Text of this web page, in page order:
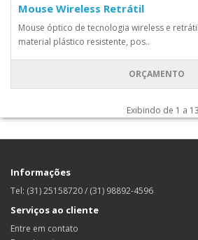
Mouse Wireless Retrátil
Mouse óptico de tecnologia wireless e
material plástico resistente, pos..
ORÇAMENTO
Exibindo de 1 a
Informações
Tel: (31) 25158720 / (31) 98892-4596
Serviços ao cliente
Entre em contato